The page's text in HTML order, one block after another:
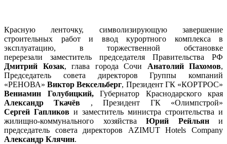
Красную ленточку, символизирующую завершение
строительных работ и ввод курортного комплекса в
эксплуатацию, в торжественной обстановке
перерезали заместитель председателя Правительства РФ
Дмитрий Козак, глава города Сочи Анатолий Пахомов,
Председатель совета директоров Группы компаний
«РЕНОВА»Виктор Вексельберг, Президент ГК «КОРТРОС»
Вениамин Голубицкий, Губернатор Краснодарского края
Александр Ткачёв , Президент ГК «Олимпстрой»
Сергей Гапликов и заместитель министра строительства и
жилищно-коммунального хозяйства Юрий Рейльяни
председатель совета директоров AZIMUT Hotels Company
Александр Клячин.